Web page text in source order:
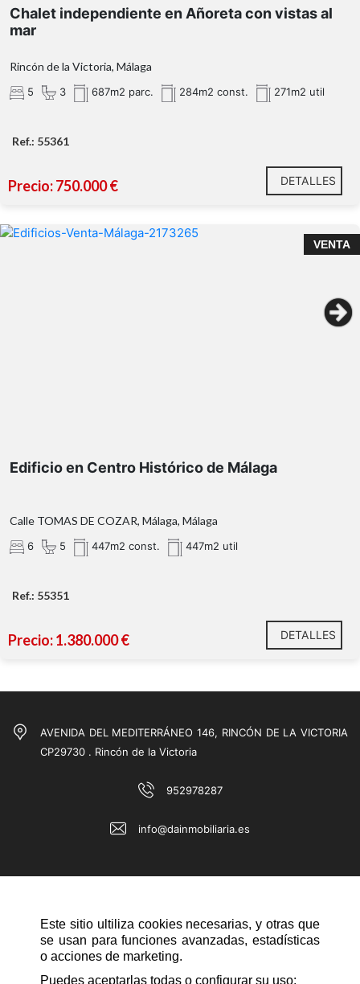
Este sitio ultiliza cookies necesarias, y otras que
se usan para funciones avanzadas, estadísticas
o acciones de marketing.
Puedes aceptarlas todas o configurar su uso:
vehículos
Baño completo con ventana exterior.
Tres dormitorios con 2 baños exteriores
Jardín de fácil mantenimiento.
Árboles y vegetación consolidada.
Puertas de madera de gran calidad.
Suelos y baños con acabados superiores.
Paredes lisas.
Excelente estado de conservación.
Chalet independiente en Añoreta con vistas al
mar
Rincón de la Victoria, Málaga
5 3 687m2 parc. 284m2 const. 271m2 util
Ref.: 55361
Precio: 750.000 € DETALLES
VENTA
Edificio en Centro Histórico de Málaga
Calle TOMAS DE COZAR, Málaga, Málaga
6 5 447m2 const. 447m2 util
Ref.: 55351
Precio: 1.380.000 € DETALLES
AVENIDA DEL MEDITERRÁNEO 146, RINCÓN DE LA VICTORIA
CP29730 . Rincón de la Victoria
952978287
info@dainmobiliaria.es
NAVEGACIÓN RÁPIDA